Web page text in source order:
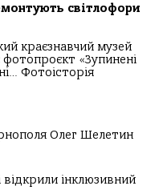
світлофори
краєзнавчий музей
фотопроєкт «Зупинені
Фотоісторія
Олег Шелетин
інклюзивний